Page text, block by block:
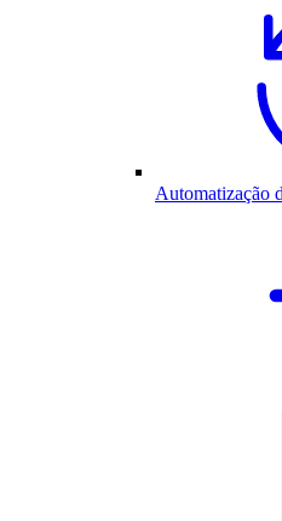
Automatização